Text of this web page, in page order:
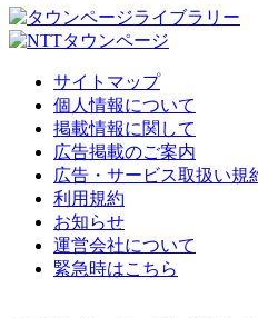
サイトマップ
個人情報について
掲載情報に関して
広告掲載のご案内
広告・サービス取扱い規
利用規約
お知らせ
運営会社について
緊急時はこちら